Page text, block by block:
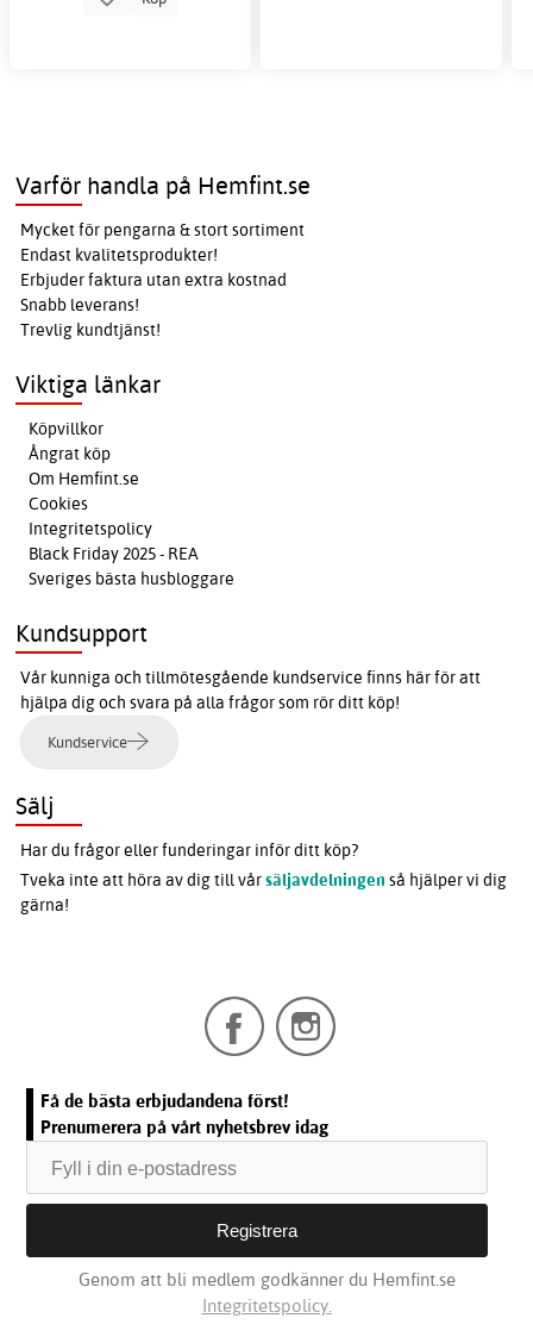
Varför handla på Hemfint.se
Mycket för pengarna & stort sortiment
Endast kvalitetsprodukter!
Erbjuder faktura utan extra kostnad
Snabb leverans!
Trevlig kundtjänst!
Viktiga länkar
Köpvillkor
Ångrat köp
Om Hemfint.se
Cookies
Integritetspolicy
Black Friday 2025 - REA
Sveriges bästa husbloggare
Kundsupport
Vår kunniga och tillmötesgående kundservice finns här för att
hjälpa dig och svara på alla frågor som rör ditt köp!
Kundservice
Sälj
Har du frågor eller funderingar inför ditt köp?
Tveka inte att höra av dig till vårsäljavdelningen så hjälper vi dig
gärna!
Få de bästa erbjudandena först!
Prenumerera på vårt nyhetsbrev idag
Genom att bli medlem godkänner du Hemfint.se
Integritetspolicy.